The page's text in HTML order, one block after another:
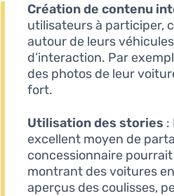
Création de contenu
utilisateurs à participer,
autour de leurs
d’interaction. Par
des photos de leur
fort.
Utilisation des stories :
excellent moyen de
concessionnaire
montrant des voitures
aperçus des coulisses,